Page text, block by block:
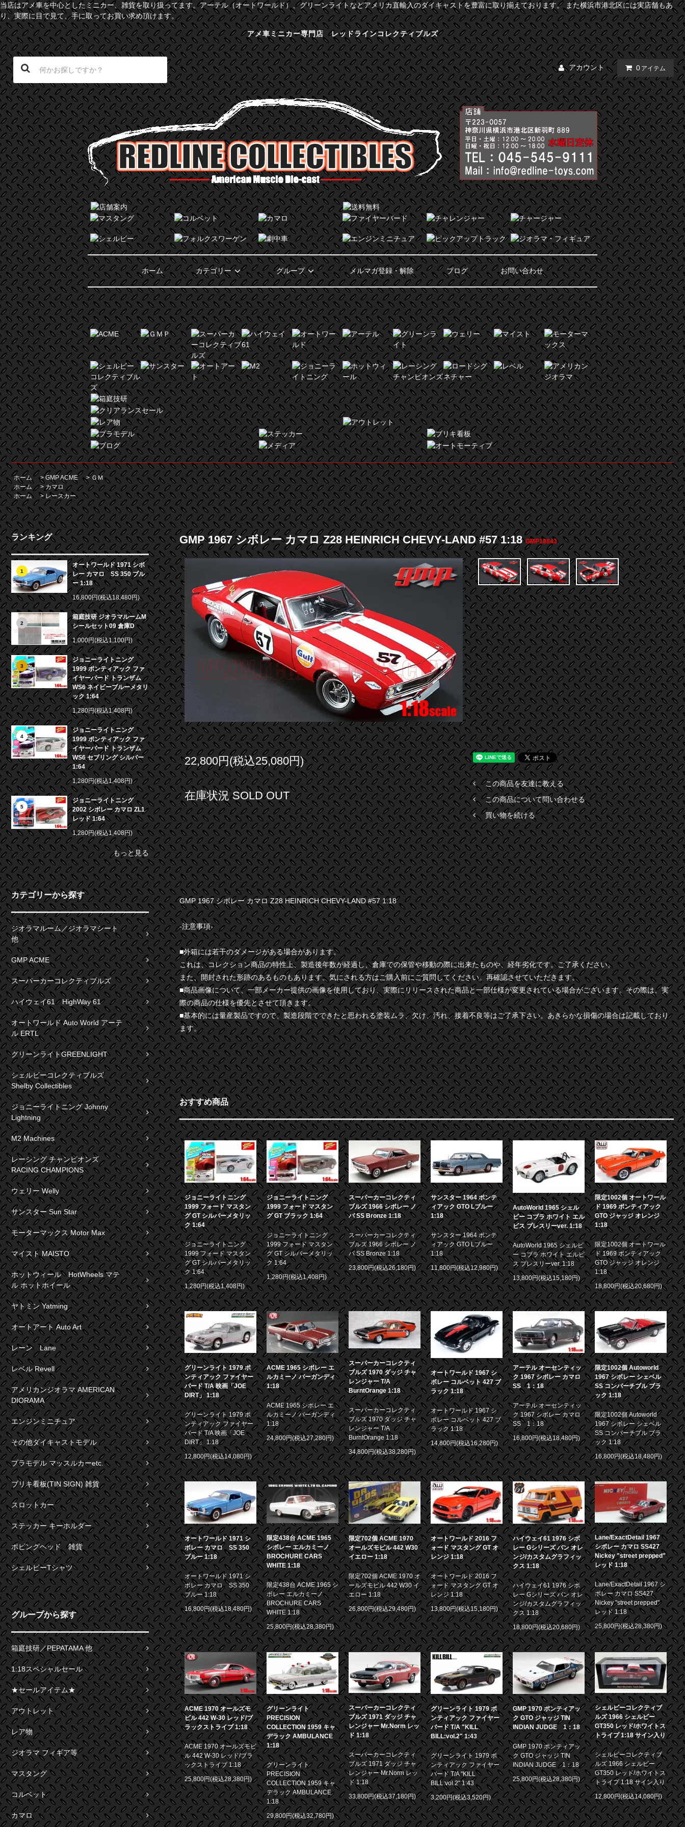
当店はアメ車を中心としたミニカー、雑貨を取り扱ってます。アーテル（オートワールド）、グリーンライトなどアメリカ直輸入のダイキャストを豊富に取り揃えております。 また横浜市港北区には実店舗もあ
り、実際に目で見て、手に取ってお買い求め頂けます。
アメ車ミニカー専門店 レッドラインコレクティブルズ
アカウント 0 アイテム
ホーム カテゴリー グループ メルマガ登録・解除 ブログ お問い合わせ
ホーム >GMP ACME >ＧＭ
ホーム
>カマロ
ホーム
>レースカー
ランキング
1
オートワールド 1971 シボ
レー カマロ SS 350 ブル
ー 1:18
16,800円(税込18,480円)
2
箱庭技研 ジオラマルームM
シールセット09 倉庫D
1,000円(税込1,100円)
3
ジョニーライトニング
1999 ポンティアック ファ
イヤーバード トランザム
WS6 ネイビーブルーメタリ
ック 1:64
1,280円(税込1,408円)
4
ジョニーライトニング
1999 ポンティアック ファ
イヤーバード トランザム
WS6 セブリング シルバー
1:64
1,280円(税込1,408円)
5
ジョニーライトニング
2002 シボレー カマロ ZL1
レッド 1:64
1,280円(税込1,408円)
もっと見る
カテゴリーから探す
ジオラマルーム／ジオラマシート
他
GMP ACME
スーパーカーコレクティブルズ
ハイウェイ61 HighWay 61
オートワールド Auto World アーテ
ル ERTL
グリーンライトGREENLIGHT
シェルビーコレクティブルズ
Shelby Collectibles
ジョニーライトニング Johnny
Lightning
M2 Machines
レーシング チャンピオンズ
RACING CHAMPIONS
ウェリー Welly
サンスター Sun Star
モーターマックス Motor Max
マイスト MAISTO
ホットウィール HotWheels マテ
ル ホットホイール
ヤトミン Yatming
オートアート Auto Art
レーン Lane
レベル Revell
アメリカンジオラマ AMERICAN
DIORAMA
エンジンミニチュア
その他ダイキャストモデル
プラモデル マッスルカーetc.
ブリキ看板(TIN SIGN) 雑貨
スロットカー
ステッカー キーホルダー
ボビングヘッド 雑貨
シェルビーTシャツ
グループから探す
箱庭技研／PEPATAMA 他
1:18スペシャルセール
★セールアイテム★
アウトレット
レア物
ジオラマ フィギア等
マスタング
コルベット
カマロ
GMP 1967 シボレー カマロ Z28 HEINRICH CHEVY-LAND #57 1:18GMP18843
22,800円(税込25,080円)
在庫状況 SOLD OUT
この商品を友達に教える
この商品について問い合わせる
買い物を続ける
GMP 1967 シボレー カマロ Z28 HEINRICH CHEVY-LAND #57 1:18
-注意事項-
■外箱には若干のダメージがある場合があります。
これは、コレクション商品の特性上、製造後年数が経過し、倉庫での保管や移動の際に出来たものや、経年劣化です。ご了承ください。
また、開封された形跡のあるものもあります。気にされる方はご購入前にご質問してください。再確認させていただきます。
■商品画像について、一部メーカー提供の画像を使用しており、実際にリリースされた商品と一部仕様が変更されている場合がございます。その際は、実
際の商品の仕様を優先とさせて頂きます。
■基本的には量産製品ですので、製造段階でできたと思われる塗装ムラ、欠け、汚れ、接着不良等はご了承下さい。あきらかな損傷の場合は記載しており
ます。
おすすめ商品
ジョニーライトニング
1999 フォード マスタン
グ GT シルバーメタリッ
ク 1:64
ジョニーライトニング
1999 フォード マスタン
グ GT シルバーメタリッ
ク 1:64
1,280円(税込1,408円)
ジョニーライトニング
1999 フォード マスタン
グ GT ブラック 1:64
ジョニーライトニング
1999 フォード マスタン
グ GT シルバーメタリッ
ク 1:64
1,280円(税込1,408円)
スーパーカーコレクティ
ブルズ 1966 シボレー ノ
バ SS Bronze 1:18
スーパーカーコレクティ
ブルズ 1966 シボレー ノ
バ SS Bronze 1:18
23,800円(税込26,180円)
サンスター 1964 ポンテ
ィアック GTO Lブルー
1:18
サンスター 1964 ポンテ
ィアック GTO Lブルー
1:18
11,800円(税込12,980円)
AutoWorld 1965 シェル
ビー コブラ ホワイト エル
ビス プレスリーver. 1:18
AutoWorld 1965 シェルビ
ー コブラ ホワイト エルビ
ス プレスリーver. 1:18
13,800円(税込15,180円)
限定1002個 オートワール
ド 1969 ポンティアック
GTO ジャッジ オレンジ
1:18
限定1002個 オートワール
ド 1969 ポンティアック
GTO ジャッジ オレンジ
1:18
18,800円(税込20,680円)
グリーンライト 1979 ポ
ンティアック ファイヤー
バード T/A 映画「JOE
DIRT」 1:18
グリーンライト 1979 ポ
ンティアック ファイヤー
バード T/A 映画「JOE
DIRT」 1:18
12,800円(税込14,080円)
ACME 1965 シボレー エ
ルカミーノ バーガンディ
1:18
ACME 1965 シボレー エ
ルカミーノ バーガンディ
1:18
24,800円(税込27,280円)
スーパーカーコレクティ
ブルズ 1970 ダッジ チャ
レンジャー T/A
BurntOrange 1:18
スーパーカーコレクティ
ブルズ 1970 ダッジ チャ
レンジャー T/A
BurntOrange 1:18
34,800円(税込38,280円)
オートワールド 1967 シ
ボレー コルベット 427 ブ
ラック 1:18
オートワールド 1967 シ
ボレー コルベット 427 ブ
ラック 1:18
14,800円(税込16,280円)
アーテル オーセンティッ
ク 1967 シボレー カマロ
SS 1：18
アーテル オーセンティッ
ク 1967 シボレー カマロ
SS 1：18
16,800円(税込18,480円)
限定1002個 Autoworld
1967 シボレー シェベル
SS コンバーチブル ブラ
ック 1:18
限定1002個 Autoworld
1967 シボレー シェベル
SS コンバーチブル ブラ
ック 1:18
16,800円(税込18,480円)
オートワールド 1971 シ
ボレー カマロ SS 350
ブルー 1:18
オートワールド 1971 シ
ボレー カマロ SS 350
ブルー 1:18
16,800円(税込18,480円)
限定438台 ACME 1965
シボレー エルカミーノ
BROCHURE CARS
WHITE 1:18
限定438台 ACME 1965 シ
ボレー エルカミーノ
BROCHURE CARS
WHITE 1:18
25,800円(税込28,380円)
限定702個 ACME 1970
オールズモビル 442 W30
イエロー 1:18
限定702個 ACME 1970 オ
ールズモビル 442 W30 イ
エロー 1:18
26,800円(税込29,480円)
オートワールド 2016 フ
ォード マスタング GT オ
レンジ 1:18
オートワールド 2016 フ
ォード マスタング GT オ
レンジ 1:18
13,800円(税込15,180円)
ハイウェイ61 1976 シボ
レー Gシリーズ バン オレ
ンジ/カスタムグラフィッ
クス 1:18
ハイウェイ61 1976 シボ
レー Gシリーズ バン オレ
ンジ/カスタムグラフィッ
クス 1:18
18,800円(税込20,680円)
Lane/ExactDetail 1967
シボレー カマロ SS427
Nickey "street prepped"
レッド 1:18
Lane/ExactDetail 1967 シ
ボレー カマロ SS427
Nickey "street prepped"
レッド 1:18
25,800円(税込28,380円)
ACME 1970 オールズモ
ビル 442 W-30 レッド/ブ
ラックストライプ 1:18
ACME 1970 オールズモビ
ル 442 W-30 レッド/ブラ
ックストライプ 1:18
25,800円(税込28,380円)
グリーンライト
PRECISION
COLLECTION 1959 キャ
デラック AMBULANCE
1:18
グリーンライト
PRECISION
COLLECTION 1959 キャ
デラック AMBULANCE
1:18
29,800円(税込32,780円)
スーパーカーコレクティ
ブルズ 1971 ダッジ チャ
レンジャー Mr.Norm レッ
ド 1:18
スーパーカーコレクティ
ブルズ 1971 ダッジ チャ
レンジャー Mr.Norm レッ
ド 1:18
33,800円(税込37,180円)
グリーンライト 1979 ポ
ンティアック ファイヤー
バード T/A "KILL
BILL:vol.2" 1:43
グリーンライト 1979 ポ
ンティアック ファイヤー
バード T/A "KILL
BILL:vol.2" 1:43
3,200円(税込3,520円)
GMP 1970 ポンティアッ
ク GTO ジャッジ TIN
INDIAN JUDGE 1：18
GMP 1970 ポンティアッ
ク GTO ジャッジ TIN
INDIAN JUDGE 1：18
25,800円(税込28,380円)
シェルビーコレクティブ
ルズ 1966 シェルビー
GT350 レッド/ホワイトス
トライプ 1:18 サイン入り
シェルビーコレクティブ
ルズ 1966 シェルビー
GT350 レッド/ホワイトス
トライプ 1:18 サイン入り
12,800円(税込14,080円)